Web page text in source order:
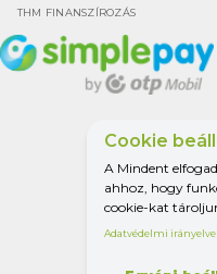
THM FINANSZÍROZÁS
Cookie
A Mindent
ahhoz, hogy
cookie-kat
Adatvédelmi